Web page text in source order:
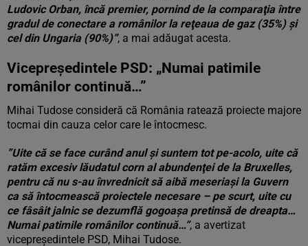
Ludovic Orban, încă premier, pornind de la comparaţia între
gradul de conectare a românilor la reţeaua de gaz (35%) şi
cel din Ungaria (90%)”, a mai adăugat acesta.
Vicepreședintele PSD: „Numai patimile
românilor continuă…”
Mihai Tudose consideră că România ratează proiecte majore
tocmai din cauza celor care le întocmesc.
”Uite că se face curând anul şi suntem tot pe-acolo, uite că
ratăm excesiv lăudatul corn al abundenţei de la Bruxelles,
pentru că nu s-au învrednicit să aibă meseriaşi la Guvern
ca să întocmească proiectele necesare – pe scurt, uite cu
ce fâsâit jalnic se dezumflă gogoaşa pretinsă de dreapta…
Numai patimile românilor continuă…”, a avertizat
vicepreşedintele PSD, Mihai Tudose.